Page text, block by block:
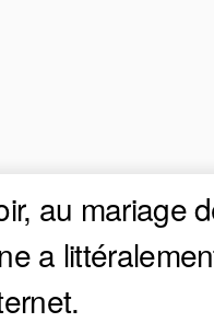
au mariage
a